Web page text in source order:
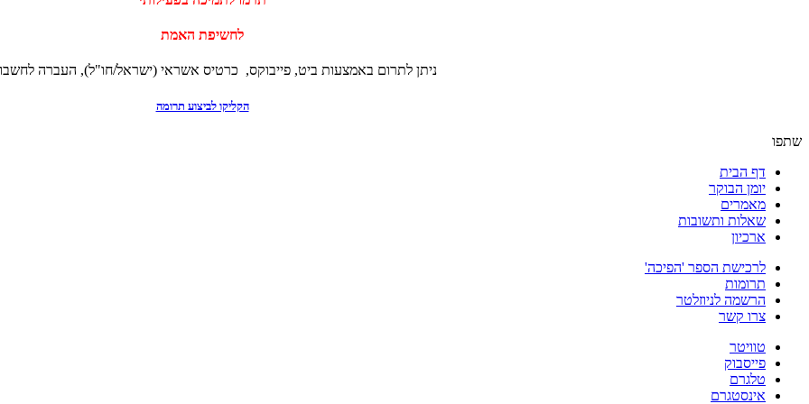
לחשיפת האמת
ניתן לתרום באמצעות ביט, פייבוקס, כרטיס אשראי (ישראל/חו"ל), העברה
הקליקו לביצוע תרומה
שתפו
דף הבית
יומן הבוקר
מאמרים
שאלות ותשובות
ארכיון
לרכישת הספר 'הפיכה'
תרומות
הרשמה לניוזלטר
צרו קשר
טוויטר
פייסבוק
טלגרם
אינסטגרם